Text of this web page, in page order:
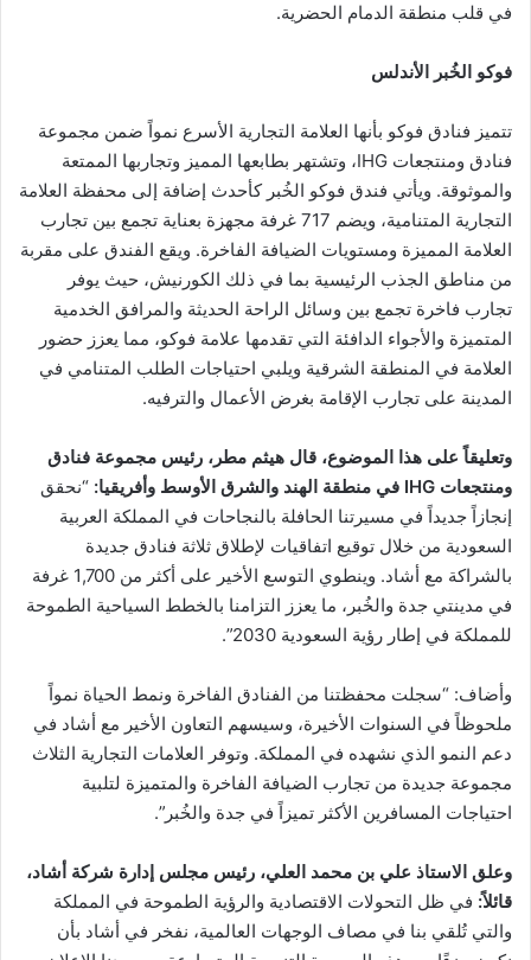
في قلب منطقة الدمام الحضرية.
فوكو الخُبر الأندلس
تتميز فنادق فوكو بأنها العلامة التجارية الأسرع نمواً ضمن مجموعة
فنادق ومنتجعات IHG، وتشتهر بطابعها المميز وتجاربها الممتعة
والموثوقة. ويأتي فندق فوكو الخُبر كأحدث إضافة إلى محفظة العلامة
التجارية المتنامية، ويضم 717 غرفة مجهزة بعناية تجمع بين تجارب
العلامة المميزة ومستويات الضيافة الفاخرة. ويقع الفندق على مقربة
من مناطق الجذب الرئيسية بما في ذلك الكورنيش، حيث يوفر
تجارب فاخرة تجمع بين وسائل الراحة الحديثة والمرافق الخدمية
المتميزة والأجواء الدافئة التي تقدمها علامة فوكو، مما يعزز حضور
العلامة في المنطقة الشرقية ويلبي احتياجات الطلب المتنامي في
المدينة على تجارب الإقامة بغرض الأعمال والترفيه.
وتعليقاً على هذا الموضوع، قال هيثم مطر، رئيس مجموعة فنادق
ومنتجعات IHG في منطقة الهند والشرق الأوسط وأفريقيا: “نحقق
إنجازاً جديداً في مسيرتنا الحافلة بالنجاحات في المملكة العربية
السعودية من خلال توقيع اتفاقيات لإطلاق ثلاثة فنادق جديدة
بالشراكة مع أشاد. وينطوي التوسع الأخير على أكثر من 1,700 غرفة
في مدينتي جدة والخُبر، ما يعزز التزامنا بالخطط السياحية الطموحة
للمملكة في إطار رؤية السعودية 2030”.
وأضاف: “سجلت محفظتنا من الفنادق الفاخرة ونمط الحياة نمواً
ملحوظاً في السنوات الأخيرة، وسيسهم التعاون الأخير مع أشاد في
دعم النمو الذي نشهده في المملكة. وتوفر العلامات التجارية الثلاث
مجموعة جديدة من تجارب الضيافة الفاخرة والمتميزة لتلبية
احتياجات المسافرين الأكثر تميزاً في جدة والخُبر”.
وعلق الاستاذ علي بن محمد العلي، رئيس مجلس إدارة شركة أشاد،
قائلاً: في ظل التحولات الاقتصادية والرؤية الطموحة في المملكة
والتي تُلقي بنا في مصاف الوجهات العالمية، نفخر في أشاد بأن